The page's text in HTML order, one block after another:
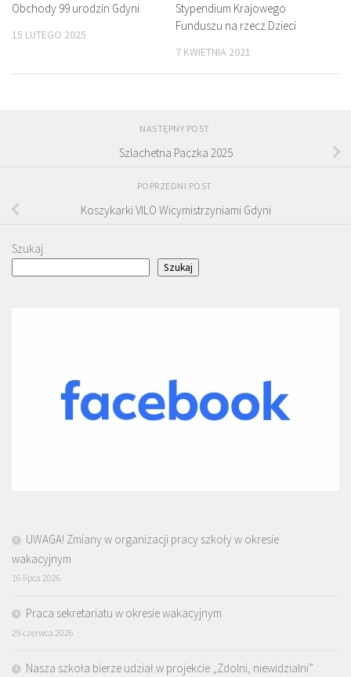
Obchody 99 urodzin Gdyni
15 LUTEGO 2025
Stypendium Krajowego
Funduszu na rzecz Dzieci
7 KWIETNIA 2021
NASTĘPNY POST
Szlachetna Paczka 2025
POPRZEDNI POST
Koszykarki VILO Wicymistrzyniami Gdyni
Szukaj
Szukaj
UWAGA! Zmiany w organizacji pracy szkoły w okresie
wakacyjnym
16 lipca 2026
Praca sekretariatu w okresie wakacyjnym
29 czerwca 2026
Nasza szkoła bierze udział w projekcie „Zdolni, niewidzialni”